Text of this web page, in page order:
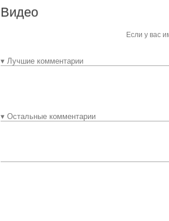
Видео
Если у вас
▾ Лучшие комментарии
▾ Остальные комментарии